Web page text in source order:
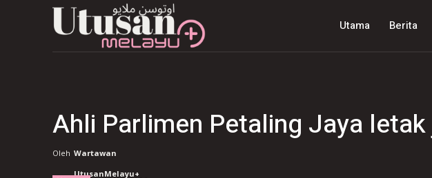
Utama Berita
Ahli Parlimen Petaling Jaya
Oleh Wartawan
UtusanMelayu+